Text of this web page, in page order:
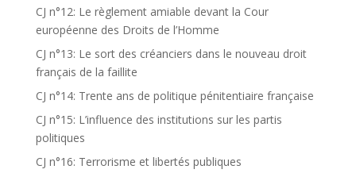
CJ n°12: Le règlement amiable devant la Cour
européenne des Droits de l’Homme
CJ n°13: Le sort des créanciers dans le nouveau droit
français de la faillite
CJ n°14: Trente ans de politique pénitentiaire française
CJ n°15: L’influence des institutions sur les partis
politiques
CJ n°16: Terrorisme et libertés publiques